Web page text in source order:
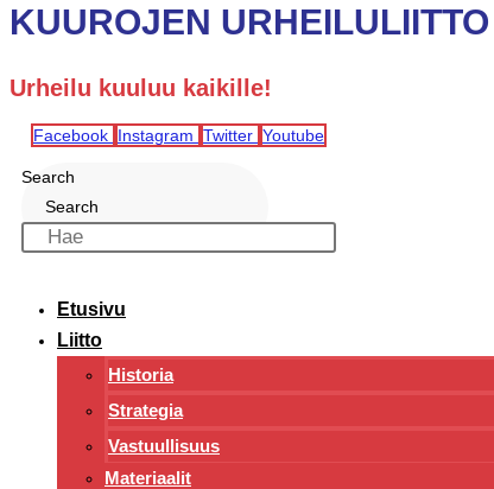
KUUROJEN URHEILULIITTO
Urheilu kuuluu kaikille!
Facebook Instagram Twitter Youtube
Search
Search
Etusivu
Liitto
Historia
Strategia
Vastuullisuus
Materiaalit